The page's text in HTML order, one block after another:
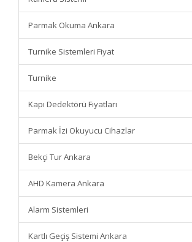
Parmak Okuma Ankara
Turnike Sistemleri Fiyat
Turnike
Kapı Dedektörü Fiyatları
Parmak İzi Okuyucu Cihazlar
Bekçi Tur Ankara
AHD Kamera Ankara
Alarm Sistemleri
Kartlı Geçiş Sistemi Ankara